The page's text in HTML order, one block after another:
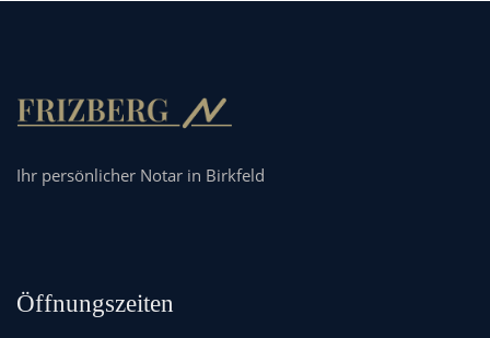
Ihr persönlicher Notar in Birkfeld
Öffnungszeiten